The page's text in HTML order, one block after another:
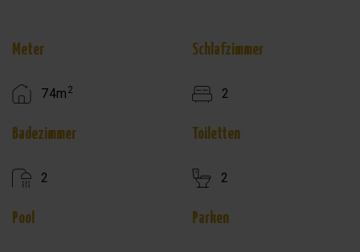
Meter
74m 2
Schlafzimmer
2
Badezimmer
2
Toiletten
2
Pool Parken